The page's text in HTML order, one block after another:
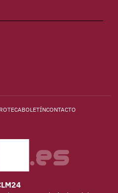
BOLETÍNCONTACTO